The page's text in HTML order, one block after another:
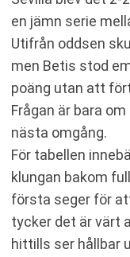
en jämn serie
Utifrån oddsen
men Betis stod
poäng utan att
Frågan är bara
nästa omgång.
För tabellen
klungan bakom
första seger för
tycker det är värt
hittills ser hållbar